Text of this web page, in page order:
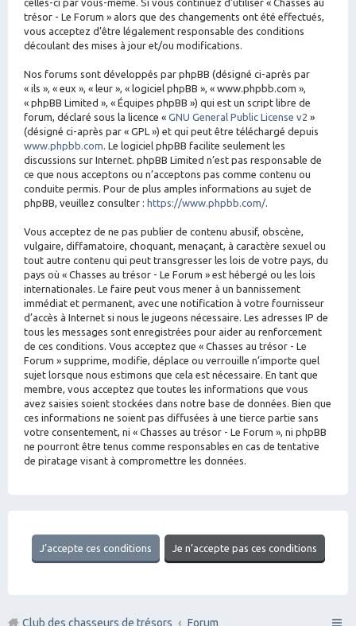
celles-ci par vous-même. Si vous continuez d’utiliser « Chasses au
trésor - Le Forum » alors que des changements ont été effectués,
vous acceptez d’être légalement responsable des conditions
découlant des mises à jour et/ou modifications.
Nos forums sont développés par phpBB (désigné ci-après par
« ils », « eux », « leur », « logiciel phpBB », « www.phpbb.com »,
« phpBB Limited », « Équipes phpBB ») qui est un script libre de
forum, déclaré sous la licence « GNU General Public License v2 »
(désigné ci-après par « GPL ») et qui peut être téléchargé depuis
www.phpbb.com. Le logiciel phpBB facilite seulement les
discussions sur Internet. phpBB Limited n’est pas responsable de
ce que nous acceptons ou n’acceptons pas comme contenu ou
conduite permis. Pour de plus amples informations au sujet de
phpBB, veuillez consulter : https://www.phpbb.com/.
Vous acceptez de ne pas publier de contenu abusif, obscène,
vulgaire, diffamatoire, choquant, menaçant, à caractère sexuel ou
tout autre contenu qui peut transgresser les lois de votre pays, du
pays où « Chasses au trésor - Le Forum » est hébergé ou les lois
internationales. Le faire peut vous mener à un bannissement
immédiat et permanent, avec une notification à votre fournisseur
d’accès à Internet si nous le jugeons nécessaire. Les adresses IP de
tous les messages sont enregistrées pour aider au renforcement
de ces conditions. Vous acceptez que « Chasses au trésor - Le
Forum » supprime, modifie, déplace ou verrouille n’importe quel
sujet lorsque nous estimons que cela est nécessaire. En tant que
membre, vous acceptez que toutes les informations que vous
avez saisies soient stockées dans notre base de données. Bien que
ces informations ne soient pas diffusées à une tierce partie sans
votre consentement, ni « Chasses au trésor - Le Forum », ni phpBB
ne pourront être tenus comme responsables en cas de tentative
de piratage visant à compromettre les données.
Club des chasseurs de trésors Forum